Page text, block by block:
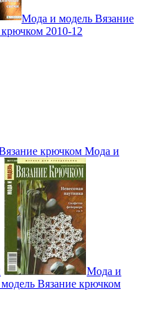
Мода и модель Вязание
2010-12
крючком Мода и
Мода и
Вязание крючком